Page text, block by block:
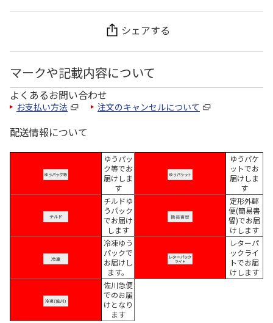
シェアする
マークや記載内容について
よくあるお問い合わせ
お支払い方法 注文のキャンセルについて
配送情報について
ゆうパッ
ク等でお
届けしま
す
ゆうパケ
ットでお
届けしま
す
チルドゆ
うパック
でお届け
します
定形外郵
便(簡易書
留)でお届
けします
冷凍ゆう
パックで
お届けし
ます。
レターパ
ックライ
トでお届
けします
佐川急便
でのお届
けとなり
ます